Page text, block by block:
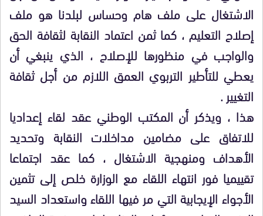
الاشتغال على ملف هام وحساس لبلدنا هو ملف
إصلاح التعليم ، كما ثمن اعتماد النقابة لثقافة الحق
والواجب في منظورها للإصلاح ، الذي ينبغي أن
يعطي للتأطير التربوي العمق اللازم من أجل ثقافة
التغيير .
هذا ، ويذكر أن المكتب الوطني عقد لقاء إعداديا
للاتفاق على مضامين مداخلات النقابة وتحديد
الأهداف ومنهجية الاشتغال ، كما عقد اجتماعا
تقييميا فور انتهاء اللقاء مع الوزارة خلص إلى تثمين
الأجواء الإيجابية التي مر فيها اللقاء واستعداد السيد